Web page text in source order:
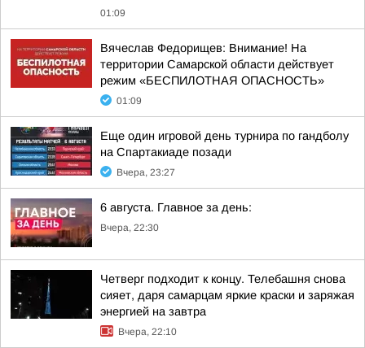
01:09
Вячеслав Федорищев: Внимание! На
территории Самарской области действует
режим «БЕСПИЛОТНАЯ ОПАСНОСТЬ»
01:09
Еще один игровой день турнира по гандболу
на Спартакиаде позади
Вчера, 23:27
6 августа. Главное за день:
Вчера, 22:30
Четверг подходит к концу. Телебашня снова
сияет, даря самарцам яркие краски и заряжая
энергией на завтра
Вчера, 22:10